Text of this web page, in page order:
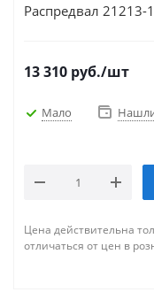
Распредвал 21213-
13 310 руб./шт
Мало
Цена действительна
отличаться от цен в